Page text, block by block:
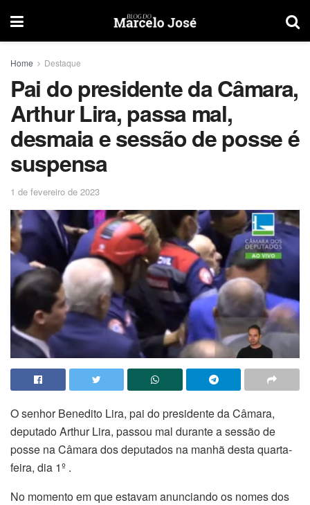
Home Destaque
Pai do presidente da Câmara,
Arthur Lira, passa mal,
desmaia e sessão de posse é
suspensa
1 de fevereiro de 2023
O senhor Benedito Lira, pai do presidente da Câmara,
deputado Arthur Lira, passou mal durante a sessão de
posse na Câmara dos deputados na manhã desta quarta-
feira, dia 1º .
No momento em que estavam anunciando os nomes dos